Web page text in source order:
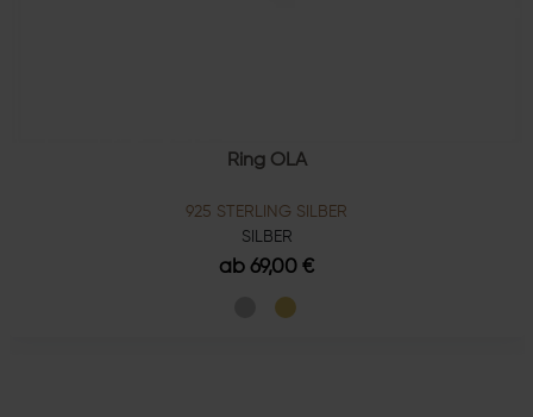
Ring OLA
925 STERLING SILBER
SILBER
ab 69,00 €